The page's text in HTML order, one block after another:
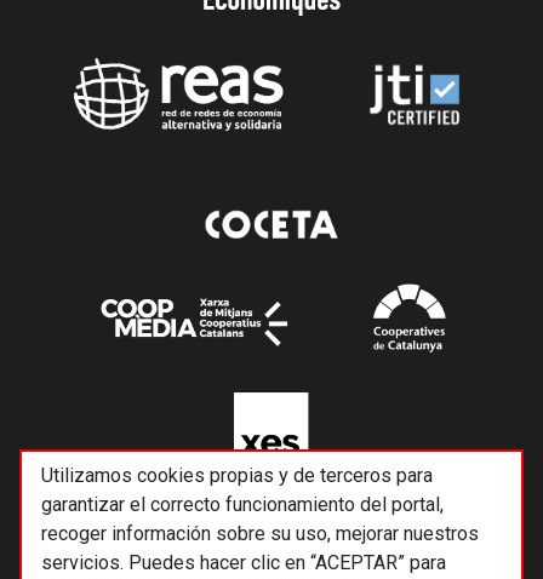
Utilizamos cookies propias y de terceros para
garantizar el correcto funcionamiento del portal,
recoger información sobre su uso, mejorar nuestros
servicios. Puedes hacer clic en “ACEPTAR” para